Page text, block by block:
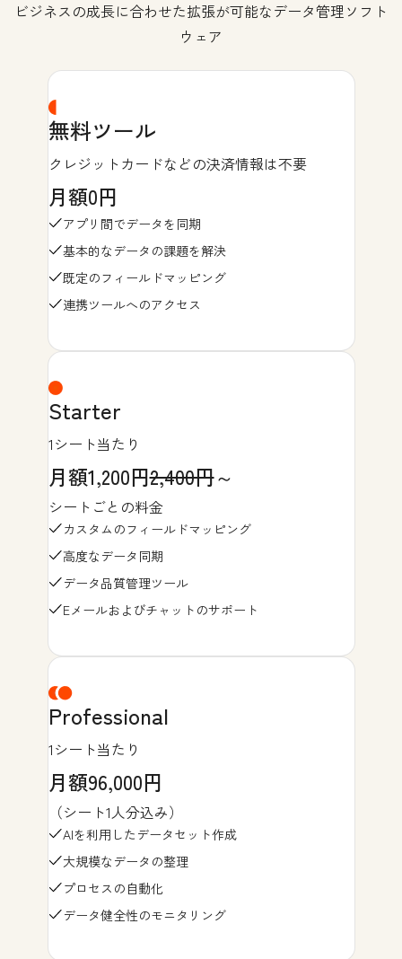
ビジネスの成長に合わせた拡張が可能なデータ管理ソフト
ウェア
無料ツール
クレジットカードなどの決済情報は不要
月額0円
アプリ間でデータを同期
基本的なデータの課題を解決
既定のフィールドマッピング
連携ツールへのアクセス
Starter
1シート当たり
月額1,200円2,400円～
シートごとの料金
カスタムのフィールドマッピング
高度なデータ同期
データ品質管理ツール
Eメールおよびチャットのサポート
Professional
1シート当たり
月額96,000円
（シート1人分込み）
AIを利用したデータセット作成
大規模なデータの整理
プロセスの自動化
データ健全性のモニタリング